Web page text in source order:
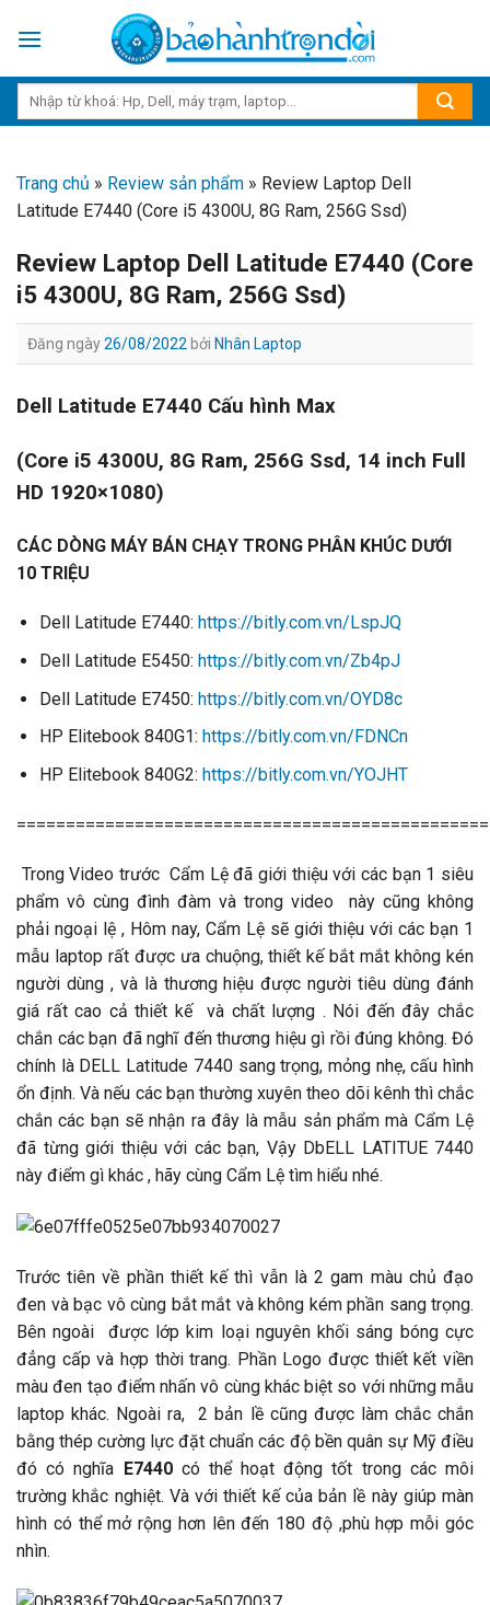
Trang chủ » Review sản phẩm » Review Laptop Dell
Latitude E7440 (Core i5 4300U, 8G Ram, 256G Ssd)
Review Laptop Dell Latitude E7440 (Core
i5 4300U, 8G Ram, 256G Ssd)
Đăng ngày26/08/2022 bởi Nhân Laptop
Dell Latitude E7440 Cấu hình Max
(Core i5 4300U, 8G Ram, 256G Ssd, 14 inch Full
HD 1920×1080)
CÁC DÒNG MÁY BÁN CHẠY TRONG PHÂN KHÚC DƯỚI
10 TRIỆU
Dell Latitude E7440: https://bitly.com.vn/LspJQ
Dell Latitude E5450: https://bitly.com.vn/Zb4pJ
Dell Latitude E7450: https://bitly.com.vn/OYD8c
HP Elitebook 840G1: https://bitly.com.vn/FDNCn
HP Elitebook 840G2: https://bitly.com.vn/YOJHT
Trong Video trước Cẩm Lệ đã giới thiệu với các bạn 1 siêu
phẩm vô cùng đình đàm và trong video này cũng không
phải ngoại lệ , Hôm nay, Cẩm Lệ sẽ giới thiệu với các bạn 1
mẫu laptop rất được ưa chuộng, thiết kế bắt mắt không kén
người dùng , và là thương hiệu được người tiêu dùng đánh
giá rất cao cả thiết kế và chất lượng . Nói đến đây chắc
chắn các bạn đã nghĩ đến thương hiệu gì rồi đúng không. Đó
chính là DELL Latitude 7440 sang trọng, mỏng nhẹ, cấu hình
ổn định. Và nếu các bạn thường xuyên theo dõi kênh thì chắc
chắn các bạn sẽ nhận ra đây là mẫu sản phẩm mà Cẩm Lệ
đã từng giới thiệu với các bạn, Vậy DbELL LATITUE 7440
này điểm gì khác , hãy cùng Cẩm Lệ tìm hiểu nhé.
Trước tiên về phần thiết kế thì vẫn là 2 gam màu chủ đạo
đen và bạc vô cùng bắt mắt và không kém phần sang trọng.
Bên ngoài được lớp kim loại nguyên khối sáng bóng cực
đẳng cấp và hợp thời trang. Phần Logo được thiết kết viền
màu đen tạo điểm nhấn vô cùng khác biệt so với những mẫu
laptop khác. Ngoài ra, 2 bản lề cũng được làm chắc chắn
bằng thép cường lực đặt chuẩn các độ bền quân sự Mỹ điều
đó có nghĩa E7440có thể hoạt động tốt trong các môi
trường khắc nghiệt. Và với thiết kế của bản lề này giúp màn
hình có thể mở rộng hơn lên đến 180 độ ,phù hợp mỗi góc
nhìn.